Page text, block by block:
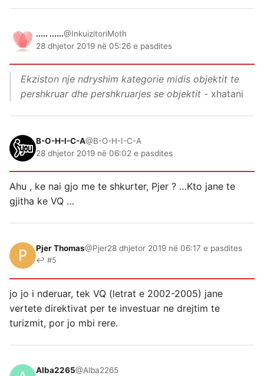
..... ......@InkuizitoriMoth
28 dhjetor 2019 në 05:26 e pasdites
Ekziston nje ndryshim kategorie midis objektit te
pershkruar dhe pershkruarjes se objektit - xhatani
B-O-H-I-C-A@B-O-H-I-C-A
28 dhjetor 2019 në 06:02 e pasdites
Ahu , ke nai gjo me te shkurter, Pjer ? …Kto jane te
gjitha ke VQ …
Pjer Thomas@Pjer28 dhjetor 2019 në 06:17 e pasdites
↩ #5
jo jo i nderuar, tek VQ (letrat e 2002-2005) jane
vertete direktivat per te investuar ne drejtim te
turizmit, por jo mbi rere.
Alba2265@Alba2265